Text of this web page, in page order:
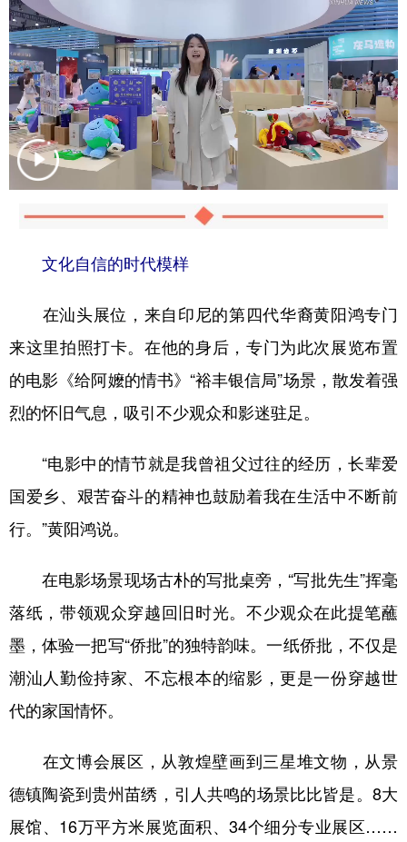
文化自信的时代模样
在汕头展位，来自印尼的第四代华裔黄阳鸿专门
来这里拍照打卡。在他的身后，专门为此次展览布置
的电影《给阿嬤的情书》“裕丰银信局”场景，散发着强
烈的怀旧气息，吸引不少观众和影迷驻足。
“电影中的情节就是我曾祖父过往的经历，长辈爱
国爱乡、艰苦奋斗的精神也鼓励着我在生活中不断前
行。”黄阳鸿说。
在电影场景现场古朴的写批桌旁，“写批先生”挥毫
落纸，带领观众穿越回旧时光。不少观众在此提笔蘸
墨，体验一把写“侨批”的独特韵味。一纸侨批，不仅是
潮汕人勤俭持家、不忘根本的缩影，更是一份穿越世
代的家国情怀。
在文博会展区，从敦煌壁画到三星堆文物，从景
德镇陶瓷到贵州苗绣，引人共鸣的场景比比皆是。8大
展馆、16万平方米展览面积、34个细分专业展区……